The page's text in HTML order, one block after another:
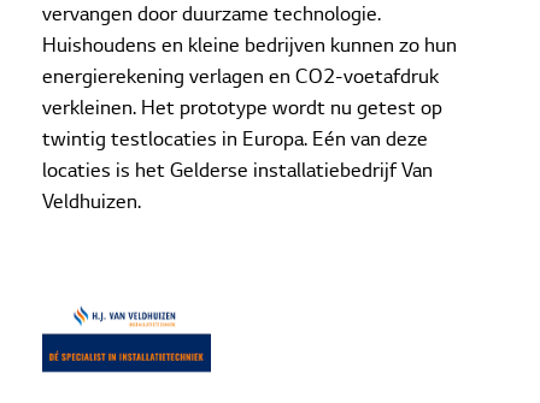
vervangen door duurzame technologie.
Huishoudens en kleine bedrijven kunnen zo hun
energierekening verlagen en CO2-voetafdruk
verkleinen. Het prototype wordt nu getest op
twintig testlocaties in Europa. Eén van deze
locaties is het Gelderse installatiebedrijf Van
Veldhuizen.